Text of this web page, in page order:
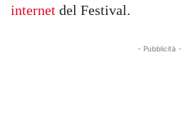
internet del Festival.
- Pubblicità -